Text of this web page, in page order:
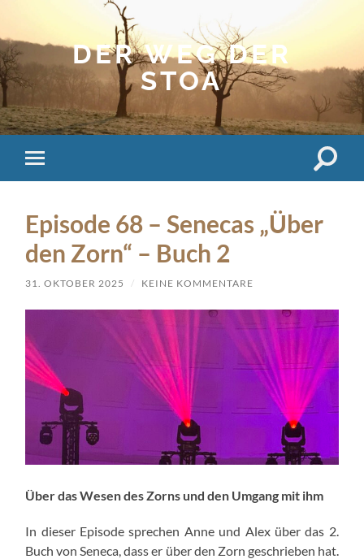
DER WEG DER
STOA
Mobile-
Menü
Episode 68 – Senecas „Über
den Zorn“ – Buch 2
31. OKTOBER 2025 / KEINE KOMMENTARE
Über das Wesen des Zorns und den Umgang mit ihm
In dieser Episode sprechen Anne und Alex über das 2.
Buch von Seneca, dass er über den Zorn geschrieben hat.